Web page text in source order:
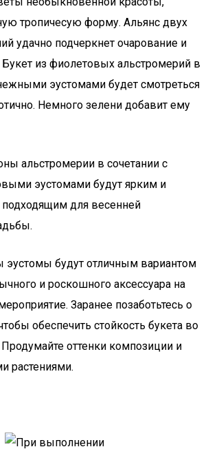
тропичесую форму. Альянс двух
удачно подчеркнет очарование и
из фиолетовых альстромерий в
эустомами будет смотреться
Немного зелени добавит ему
альстромерии в сочетании с
эустомами будут ярким и
для весенней
будут отличным вариантом
и роскошного аксессуара на
Заранее позаботьтесь о
обеспечить стойкость букета во
оттенки композиции и
растениями.